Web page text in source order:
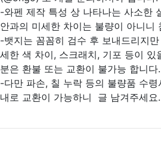
-와펜 제작 특성 상 나타나는 사소한
안과의 미세한 차이는 불량이 아니니
-뱃지는 꼼꼼히 검수 후 보내드리지
세한 색 차이, 스크래치, 기포 등이 있
분은 환불 또는 교환이 불가능 합니다.
-다만 파손, 칠 누락 등의 불량품 수
내로 교환이 가능하니 글 남겨주세요.